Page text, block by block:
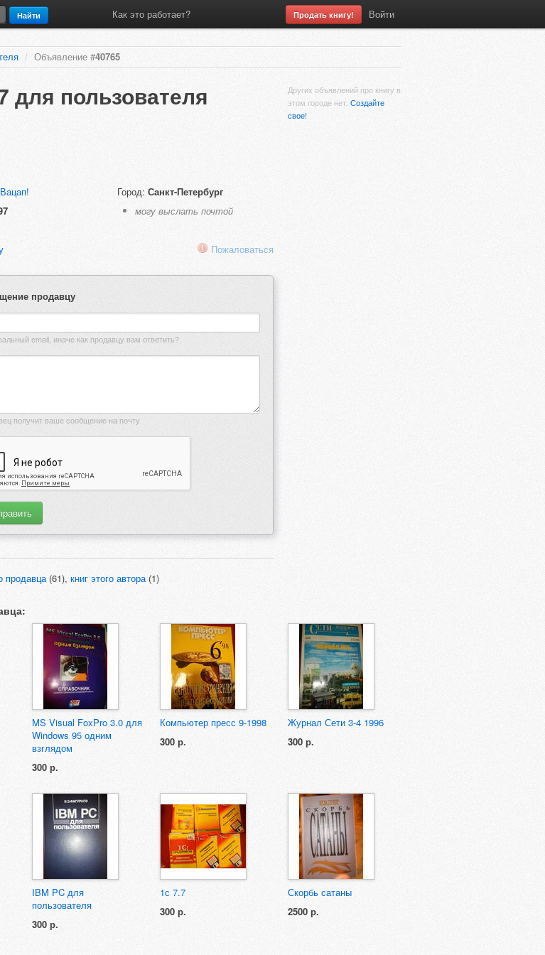
Найти Как это работает? Продать книгу! Войти
/ Объявление #40765
для пользователя
Город: Санкт-Петербург
могу выслать почтой
Пожаловаться
продавцу
Ваш реальный email, иначе как продавцу вам ответить?
Продавец получит ваше сообщение на почту
продавца(61), книг этого автора(1)
Других объявлений про книгу в
этом городе нет. Создайте
свое!
MS Visual FoxPro 3.0 для
Windows 95 одним
взглядом
300 р.
Компьютер пресс 9-1998
300 р.
Журнал Сети 3-4 1996
300 р.
IBM PC для
пользователя
300 р.
1с 7.7
300 р.
Скорбь сатаны
2500 р.